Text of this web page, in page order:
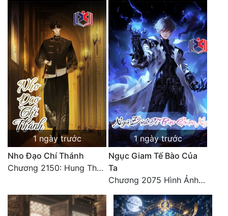
1 ngày trước
Nho Đạo Chí Thánh
Chương 2150: Hung Thụ Nhựa Cây
1 ngày trước
Ngục Giam Tế Bào Của
Ta
Chương 2075 Hình Ảnh Màu Xám